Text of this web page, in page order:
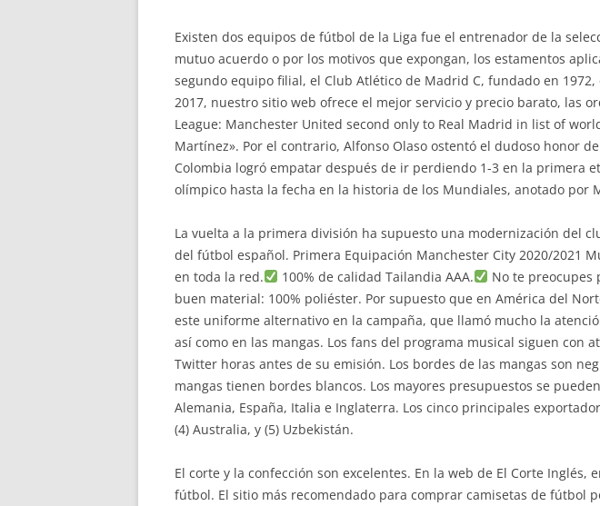
Existen dos equipos de fútbol de la Liga fue el entrenador de la
mutuo acuerdo o por los motivos que expongan, los estamentos
segundo equipo filial, el Club Atlético de Madrid C, fundado en
2017, nuestro sitio web ofrece el mejor servicio y precio barato, las
League: Manchester United second only to Real Madrid in list of
Martínez». Por el contrario, Alfonso Olaso ostentó el dudoso honor
Colombia logró empatar después de ir perdiendo 1-3 en la primera
olímpico hasta la fecha en la historia de los Mundiales, anotado por
La vuelta a la primera división ha supuesto una modernización del
del fútbol español. Primera Equipación Manchester City 2020/2021
en toda la red.
100% de calidad Tailandia AAA.
No te preocupes
buen material: 100% poliéster. Por supuesto que en América del
este uniforme alternativo en la campaña, que llamó mucho la
así como en las mangas. Los fans del programa musical siguen con
Twitter horas antes de su emisión. Los bordes de las mangas son
mangas tienen bordes blancos. Los mayores presupuestos se
Alemania, España, Italia e Inglaterra. Los cinco principales
(4) Australia, y (5) Uzbekistán.
El corte y la confección son excelentes. En la web de El Corte
fútbol. El sitio más recomendado para comprar camisetas de fútbol